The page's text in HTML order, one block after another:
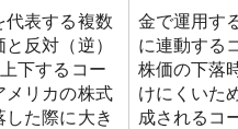
代表する複数
反対（逆）
下するコー
メリカの株式
した際に大き
金で運用す
に連動する
株価の下落
けにくいた
成されるコ